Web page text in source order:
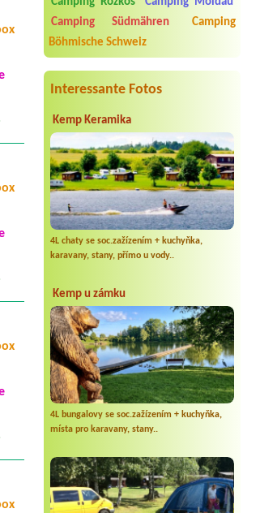
koupalistě Vémyslice
1x místo pro dodávku s elektřinou
Camping Südmähren
Camping
Böhmische Schweiz
Interessante Fotos
Kemp Keramika
4L chaty se soc.zažízením + kuchyňka,
karavany, stany, přímo u vody..
Kemp u zámku
4L bungalovy se soc.zažízením + kuchyňka,
místa pro karavany, stany..